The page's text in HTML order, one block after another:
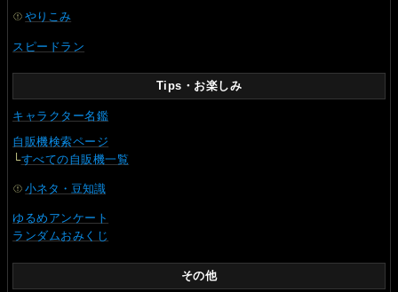
やりこみ
スピードラン
Tips・お楽しみ
キャラクター名鑑
自販機検索ページ
└すべての自販機一覧
小ネタ・豆知識
ゆるめアンケート
ランダムおみくじ
その他